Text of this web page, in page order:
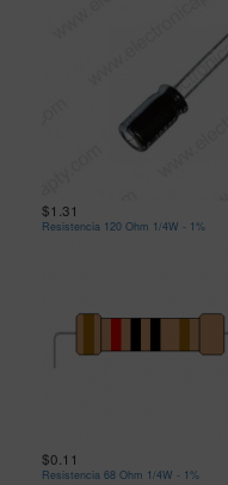
$1.31
Resistencia 120 Ohm 1/4W - 1%
$0.11
Resistencia 68 Ohm 1/4W - 1%